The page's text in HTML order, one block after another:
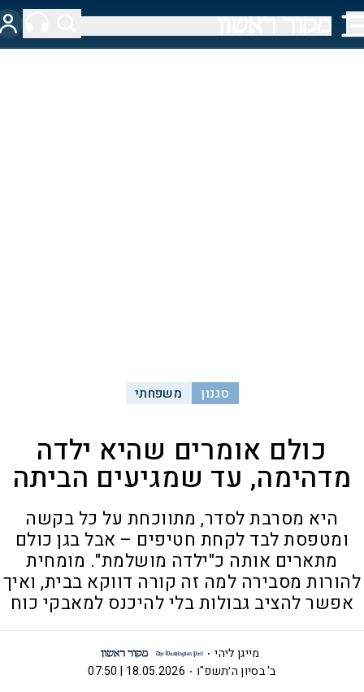
סגנון משפחתי
כולם אומרים שהיא ילדה
מדהימה, עד שמגיעים הביתה
היא מסרבת לסדר, מתווכחת על כל בקשה
ומטפסת לבד לקחת חטיפים – אבל בגן כולם
מתארים אותה כ"ילדה מושלמת". מומחית
להורות מסבירה למה זה קורה דווקא בבית, ואיך
אפשר להציב גבולות בלי להיכנס למאבקי כוח
מייגן ליהי
ב' בסיון ה׳תשפ"ו
18.05.2026 | 07:50